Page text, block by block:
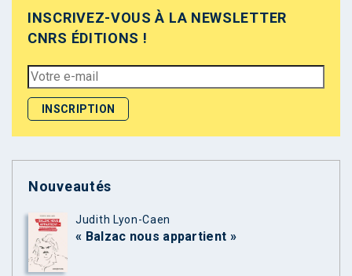
INSCRIVEZ-VOUS À LA NEWSLETTER
CNRS ÉDITIONS !
Nouveautés
Judith Lyon-Caen
« Balzac nous appartient »